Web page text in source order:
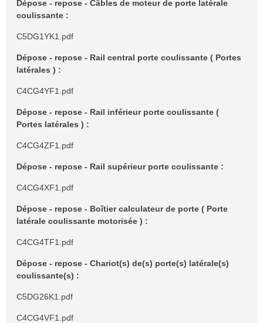
Dépose - repose - Câbles de moteur de porte latérale
coulissante :
C5DG1YK1.pdf
Dépose - repose - Rail central porte coulissante ( Portes
latérales ) :
C4CG4YF1.pdf
Dépose - repose - Rail inférieur porte coulissante (
Portes latérales ) :
C4CG4ZF1.pdf
Dépose - repose - Rail supérieur porte coulissante :
C4CG4XF1.pdf
Dépose - repose - Boîtier calculateur de porte ( Porte
latérale coulissante motorisée ) :
C4CG4TF1.pdf
Dépose - repose - Chariot(s) de(s) porte(s) latérale(s)
coulissante(s) :
C5DG26K1.pdf
C4CG4VF1.pdf